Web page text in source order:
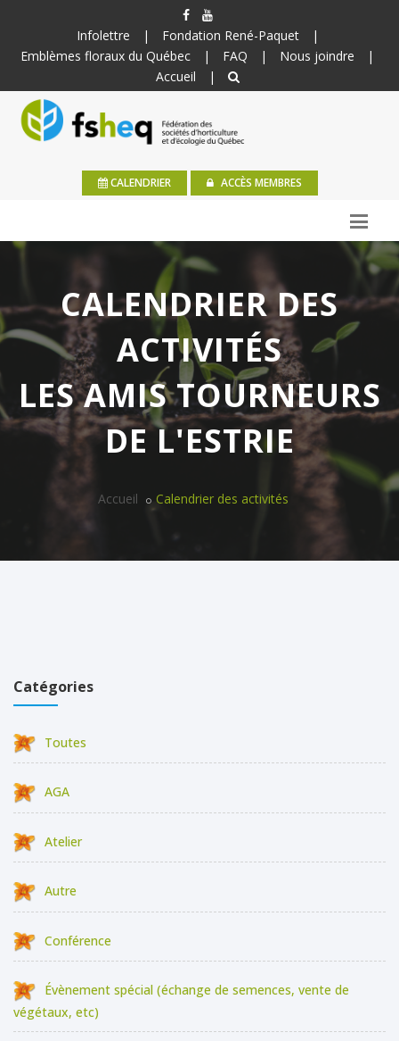
Infolettre | Fondation René-Paquet
|
Emblèmes floraux du Québec
| FAQ | Nous joindre
|
Accueil
|
CALENDRIER ACCÈS MEMBRES
CALENDRIER DES
ACTIVITÉS
LES AMIS TOURNEURS
DE L'ESTRIE
Accueil Calendrier des activités
Catégories
Toutes
AGA
Atelier
Autre
Conférence
Évènement spécial (échange de semences, vente de
végétaux, etc)